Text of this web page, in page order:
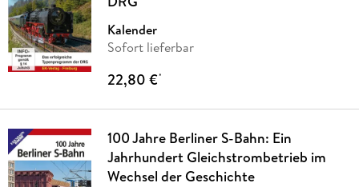
Kalender
Sofort lieferbar
22,80 €*
100 Jahre Berliner S-Bahn: Ein
Jahrhundert Gleichstrombetrieb im
Wechsel der Geschichte